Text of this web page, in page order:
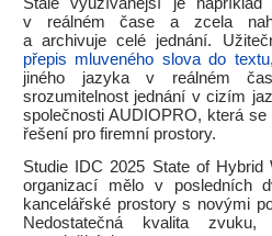
v reálném čase a zcela
a archivuje celé jednání.
přepis mluveného slova do textu
jiného jazyka v reálném
srozumitelnost jednání v cizím
společnosti AUDIOPRO, která
řešení pro firemní prostory.
Studie IDC 2025 State of
organizací mělo v posledních
kancelářské prostory s novými
Nedostatečná kvalita